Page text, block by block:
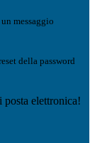
messaggio
della password
elettronica!